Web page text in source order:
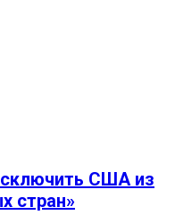
США из
стран»